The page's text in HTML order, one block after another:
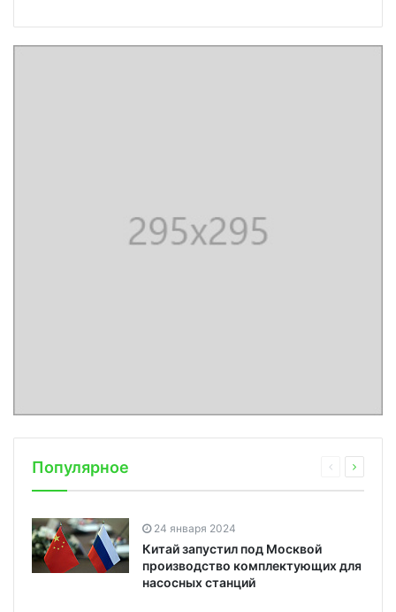
Популярное
24 января 2024
Китай запустил под Москвой
производство комплектующих для
насосных станций